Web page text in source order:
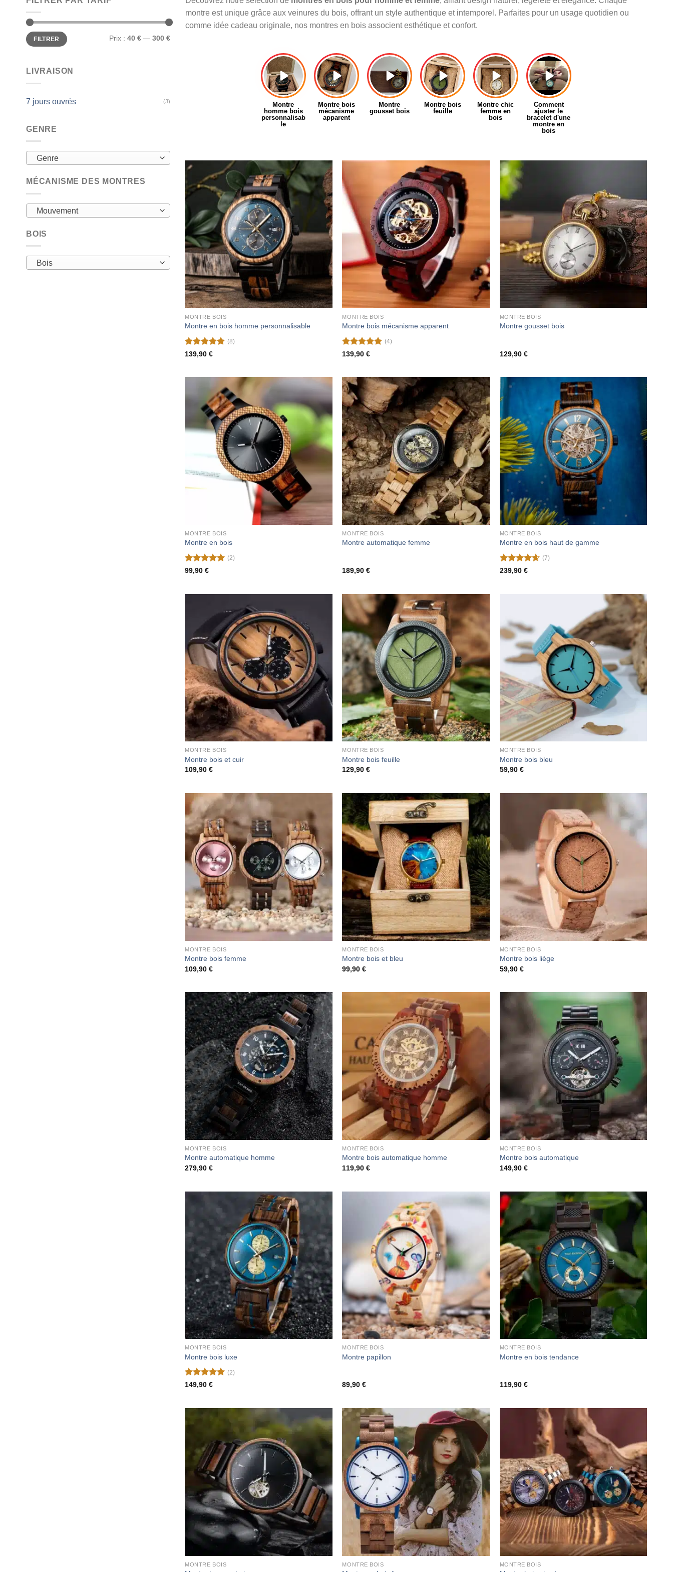
Prix
min
Prix
maxFILTRER Prix : 40 €— 300 €
LIVRAISON
7 jours ouvrés (3)
GENRE
Genre
MÉCANISME DES MONTRES
Mouvement
BOIS
Bois
montre est unique grâce aux veinures du bois, offrant un style authentique et intemporel. Parfaites pour un usage quotidien ou
comme idée cadeau originale, nos montres en bois associent esthétique et confort.
Montre
homme bois
personnalisab
le
Montre bois
mécanisme
apparent
Montre
gousset bois
Montre bois
feuille
Montre chic
femme en
bois
Comment
ajuster le
bracelet d'une
montre en
bois
MONTRE BOIS
Montre en bois homme personnalisable
Note5 sur
(8)
139,90€
MONTRE BOIS
Montre bois mécanisme apparent
Note5 sur
(4)
139,90€
MONTRE BOIS
Montre gousset bois
129,90 €
MONTRE BOIS
Montre en bois
Note 5sur
(2)
99,90€
MONTRE BOIS
Montre automatique femme
189,90€
MONTRE BOIS
Montre en bois haut de gamme
Note4.57
(7)
239,90 €
MONTRE BOIS
Montre bois et cuir
109,90€
MONTRE BOIS
Montre bois feuille
129,90€
MONTRE BOIS
Montre bois bleu
59,90 €
MONTRE BOIS
Montre bois femme
109,90€
MONTRE BOIS
Montre bois et bleu
99,90€
MONTRE BOIS
Montre bois liège
59,90 €
MONTRE BOIS
Montre automatique homme
279,90€
MONTRE BOIS
Montre bois automatique homme
119,90€
MONTRE BOIS
Montre bois automatique
149,90 €
MONTRE BOIS
Montre bois luxe
Note5 sur
(2)
149,90€
MONTRE BOIS
Montre papillon
89,90€
MONTRE BOIS
Montre en bois tendance
119,90 €
MONTRE BOIS MONTRE BOIS MONTRE BOIS